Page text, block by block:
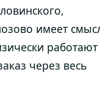
имеет
работают
через весь